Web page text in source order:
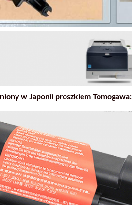
w Japonii proszkiem Tomogawa: